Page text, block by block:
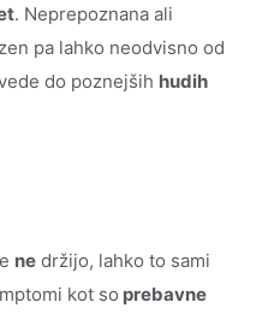
. Neprepoznana ali
pa lahko neodvisno od
do poznejših hudih
ne držijo, lahko to sami
kot so prebavne